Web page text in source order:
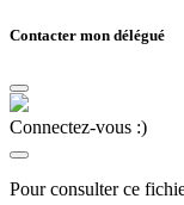
Contacter mon délégué
Connectez-vous :)
Pour consulter ce